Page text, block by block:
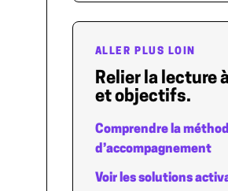
ALLER PLUS LOIN
Relier la lecture
et objectifs.
Comprendre la
d’accompagnement
Voir les solutions